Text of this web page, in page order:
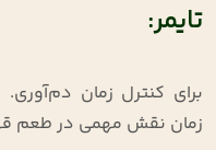
تایمر:
زمان نقش مهمی در طعم